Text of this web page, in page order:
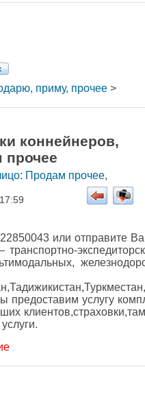
приму, прочее >
коннейнеров,
прочее
Продам прочее,
или отправите
услугу